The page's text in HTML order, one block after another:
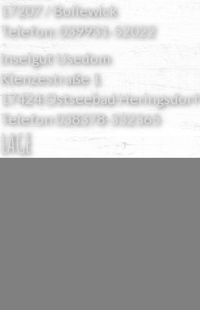
17207 / Bollewick
Telefon:039931-52022
Inselgut Usedom
Klenzestraße 1
17424 Ostseebad Heringsdorf
Telefon038378-332365
LAGE